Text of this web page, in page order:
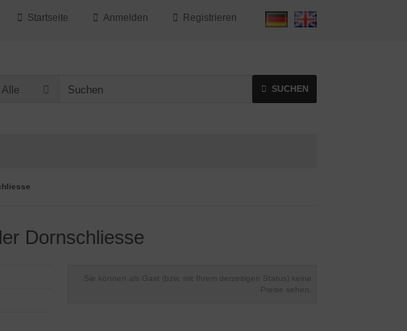
Registrieren
Anmelden
Startseite
Alle SUCHEN
Dornschliesse
Sie können als Gast (bzw. mit Ihrem derzeitigen Status) keine
Preise sehen.